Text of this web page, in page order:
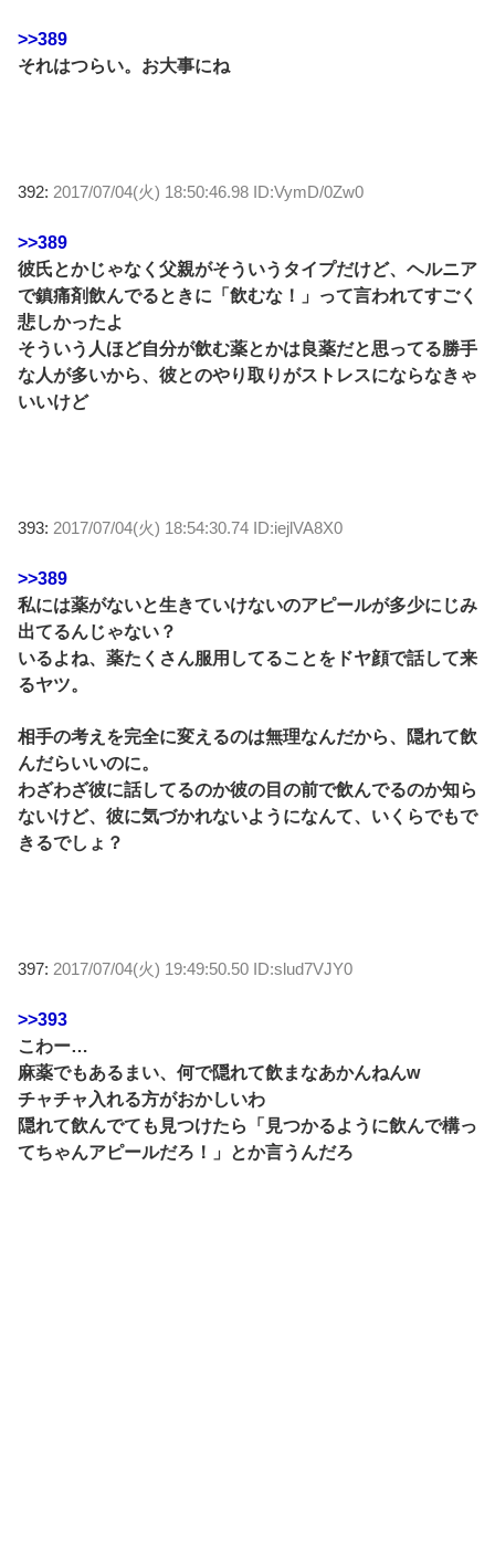
>>389
それはつらい。お大事にね
392: 2017/07/04(火) 18:50:46.98 ID:VymD/0Zw0
>>389
彼氏とかじゃなく父親がそういうタイプだけど、ヘルニア
で鎮痛剤飲んでるときに「飲むな！」って言われてすごく
悲しかったよ
そういう人ほど自分が飲む薬とかは良薬だと思ってる勝手
な人が多いから、彼とのやり取りがストレスにならなきゃ
いいけど
393: 2017/07/04(火) 18:54:30.74 ID:iejlVA8X0
>>389
私には薬がないと生きていけないのアピールが多少にじみ
出てるんじゃない？
いるよね、薬たくさん服用してることをドヤ顔で話して来
るヤツ。
相手の考えを完全に変えるのは無理なんだから、隠れて飲
んだらいいのに。
わざわざ彼に話してるのか彼の目の前で飲んでるのか知ら
ないけど、彼に気づかれないようになんて、いくらでもで
きるでしょ？
397: 2017/07/04(火) 19:49:50.50 ID:slud7VJY0
>>393
こわー…
麻薬でもあるまい、何で隠れて飲まなあかんねんw
チャチャ入れる方がおかしいわ
隠れて飲んでても見つけたら「見つかるように飲んで構っ
てちゃんアピールだろ！」とか言うんだろ